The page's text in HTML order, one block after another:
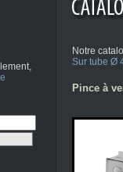
Notre
Sur tube Ø
Pince à